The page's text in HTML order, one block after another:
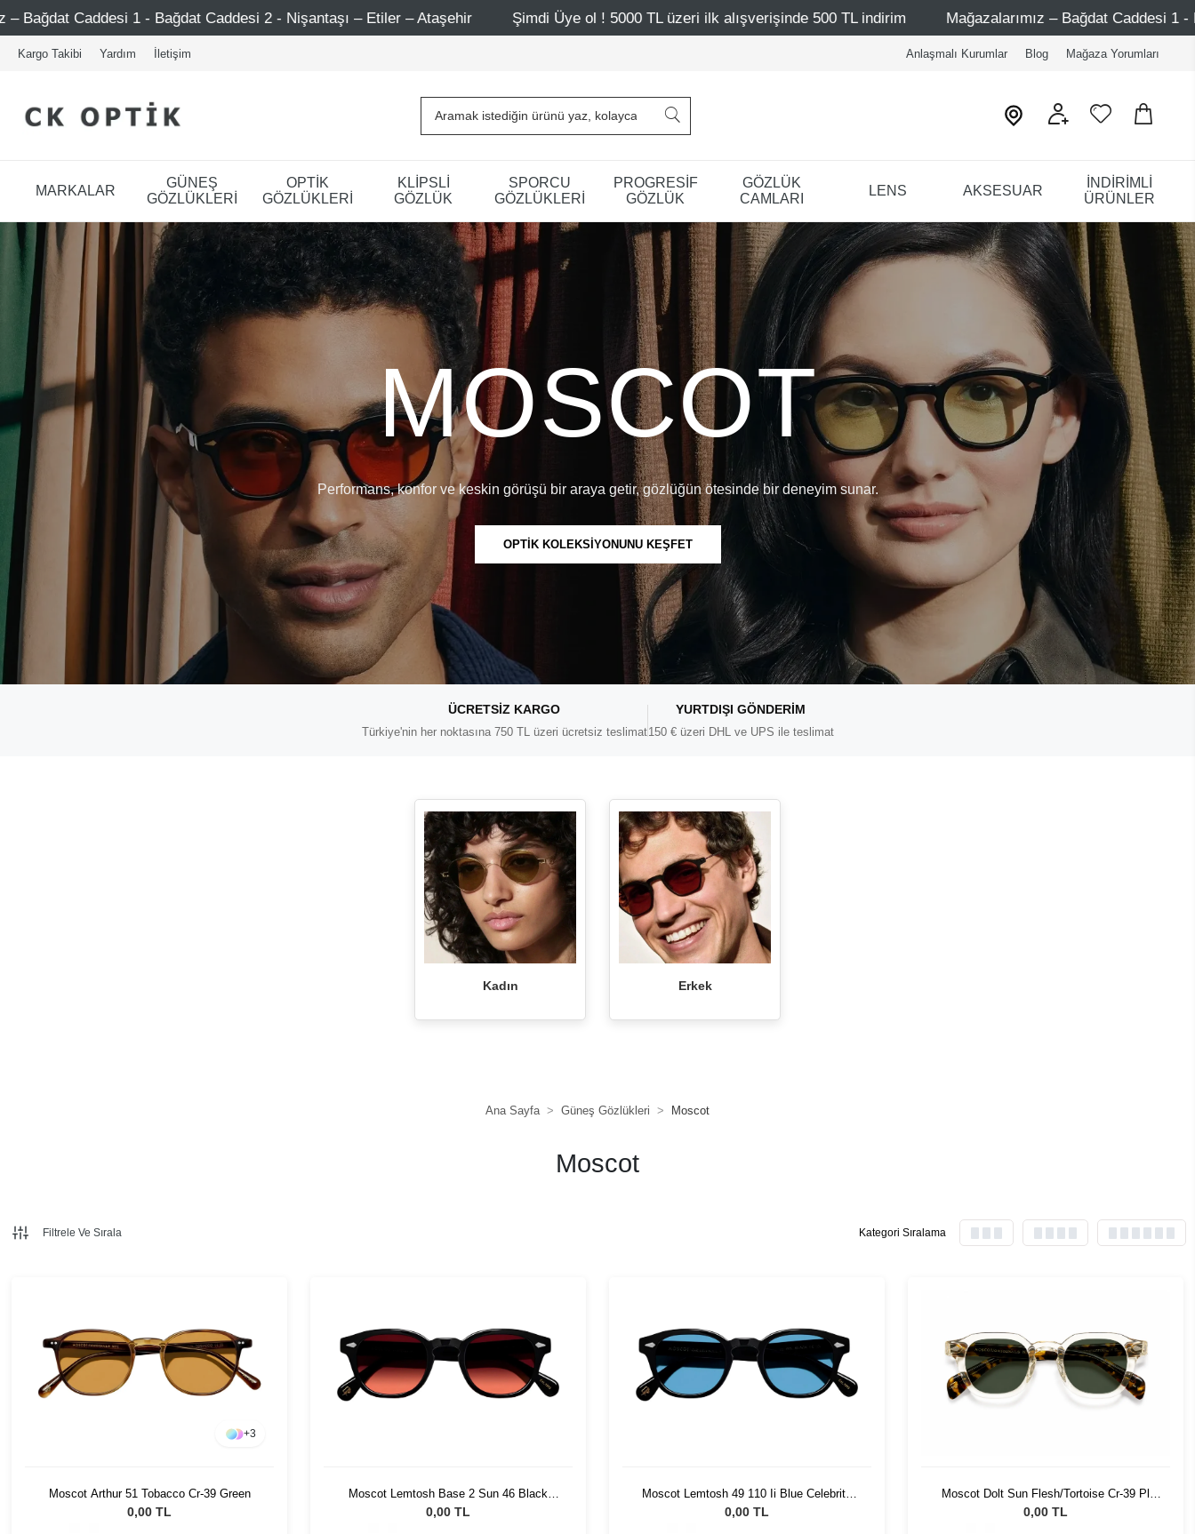
- Bağdat Caddesi 2 - Nişantaşı – Etiler – Ataşehir Şimdi Üye ol ! 5000 TL üzeri ilk alışverişinde 500 TL indirim Mağazalarımız – Bağdat Caddesi 1 - Bağdat Caddesi 2 -
Kargo Takibi Yardım İletişim Anlaşmalı Kurumlar Blog Mağaza Yorumları
MARKALAR
GÜNEŞ
GÖZLÜKLERİ
OPTİK
GÖZLÜKLERİ
KLİPSLİ
GÖZLÜK
SPORCU
GÖZLÜKLERİ
PROGRESİF
GÖZLÜK
GÖZLÜK
CAMLARI
LENS AKSESUAR
İNDİRİMLİ
ÜRÜNLER
MOSCOT
Performans, konfor ve keskin görüşü bir araya getir, gözlüğün ötesinde bir deneyim sunar.
OPTİK KOLEKSİYONUNU KEŞFET
ÜCRETSIZ KARGO
Türkiye'nin her noktasına 750 TL üzeri ücretsiz teslimat
YURTDIŞI GÖNDERIM
150 € üzeri DHL ve UPS ile teslimat
Kadın Erkek
Ana Sayfa Güneş Gözlükleri Moscot
Moscot
Filtrele Ve Sırala Kategori Sıralama
+3
Moscot Arthur 51 Tobacco Cr-39 Green
0,00 TL
Moscot Lemtosh Base 2 Sun 46 Black
Cabernet
0,00 TL
Moscot Lemtosh 49 110 Ii Blue Celebrity
Blue
0,00 TL
Moscot Dolt Sun Flesh/Tortoise Cr-39 Pl
G15
0,00 TL